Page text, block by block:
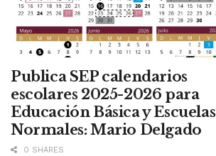
Publica SEP calendarios
escolares 2025-2026 para
Educación Básica y Escuelas
Normales: Mario Delgado
0 SHARES